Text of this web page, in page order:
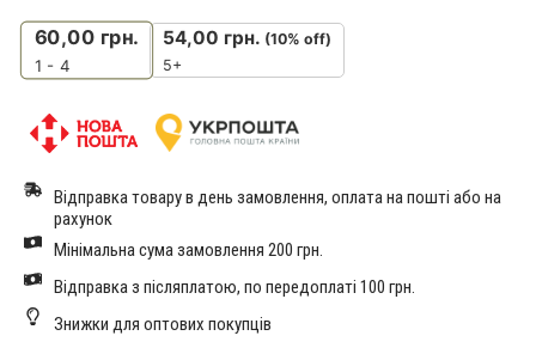
60,00 грн.
1 - 4
54,00 грн. (10% off)
5+
Відправка товару в день замовлення, оплата на пошті або на
рахунок
Мінімальна сума замовлення 200 грн.
Відправка з післяплатою, по передоплаті 100 грн.
Знижки для оптових покупців